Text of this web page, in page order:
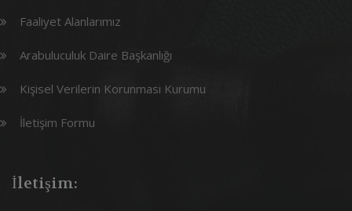
Faaliyet Alanlarımız
Arabuluculuk Daire Başkanlığı
Kişisel Verilerin Korunması Kurumu
İletişim Formu
İletişim: